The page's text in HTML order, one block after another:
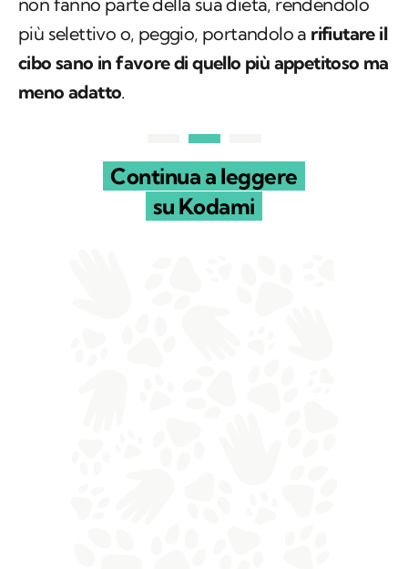
più selettivo o, peggio, portandolo a rifiutare il
cibo sano in favore di quello più appetitoso ma
meno adatto.
Continua a leggere
su Kodami